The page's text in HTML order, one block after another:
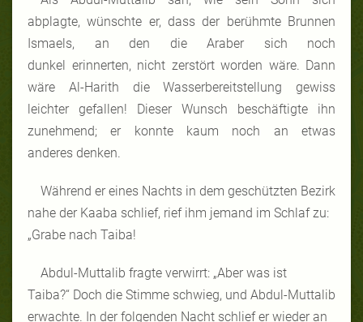
abplagte, wünschte er, dass der berühmte Brunnen
Ismaels, an den die Araber sich noch
dunkel erinnerten, nicht zerstört worden wäre. Dann
wäre Al-Harith die Wasserbereitstellung gewiss
leichter gefallen! Dieser Wunsch beschäftigte ihn
zunehmend; er konnte kaum noch an etwas
anderes denken.
Während er eines Nachts in dem geschützten Bezirk
nahe der Kaaba schlief, rief ihm jemand im Schlaf zu:
„Grabe nach Taiba!
Abdul-Muttalib fragte verwirrt: „Aber was ist
Taiba?“ Doch die Stimme schwieg, und Abdul-Muttalib
erwachte. In der folgenden Nacht schlief er wieder an